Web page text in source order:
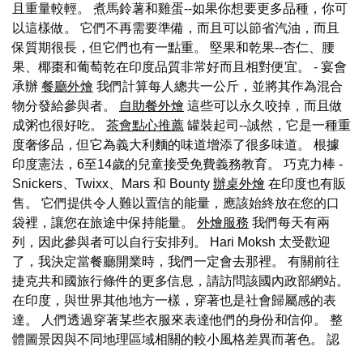
且重量較輕。 煮馬鈴薯和雞蛋--如果你想要更多品種，你可
以這樣做。 它們不再需要準備，而且可以節省汽油，而且
保質期很長，但它們也有一點重。 堅果和乾果--杏仁、腰
果、椰棗和葡萄乾在印度品質非常好而且相對便宜。 - 宴會
承辦 餐廳外燴 我們計算每人總共一公斤，並將其作為混合
物分發給參與者。
自助餐外燴 這些可以永久咬掉，而且做
成粥也很好吃。 茶會點心推薦 罐裝起司--誠然，它是一種重
度奢侈品，但它為義大利麵的味道增添了很多味道。 根據
印度憲法，6至14歲的兒童接受免費義務教育。 巧克力棒 -
Snickers、Twixx、Mars 和 Bounty 辦桌外燴 在印度也有販
售。 它們提供令人難以置信的能量，應該始終放在您的口
袋裡，讓您在旅途中保持能量。 外燴服務 我們每天有兩
列，因此參與者可以自行安排列。 Hari Moksh 太受歡迎
了，我決定當餐廳開業時，我們一定會去那裡。 有關前往
捷克共和國旅行條件的更多信息，請訪問該國內政部網站。
在印度，與世界其他地方一樣，穿著也是社會歸屬感的表
達。 人們透過穿著某些衣服來表達他們的身份和信仰。 整
體圖景因與不同地理區域相關的較小風格差異而著色。 認